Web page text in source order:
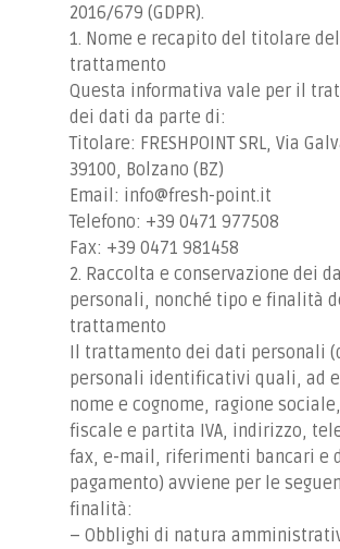
2016/679 (GDPR).
1. Nome e recapito del titolare del
trattamento
Questa informativa vale per il
dei dati da parte di:
Titolare: FRESHPOINT SRL, Via
39100, Bolzano (BZ)
Email: info@fresh-point.it
Telefono: +39 0471 977508
Fax: +39 0471 981458
2. Raccolta e conservazione dei
personali, nonché tipo e finalità
trattamento
Il trattamento dei dati personali
personali identificativi quali, ad
nome e cognome, ragione
fiscale e partita IVA, indirizzo,
fax, e-mail, riferimenti bancari e
pagamento) avviene per le
finalità:
– Obblighi di natura